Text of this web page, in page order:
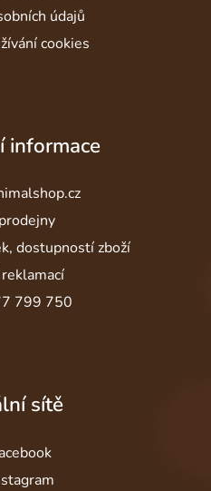
údajů
cookies
informace
dostupností zboží
799 750
sítě